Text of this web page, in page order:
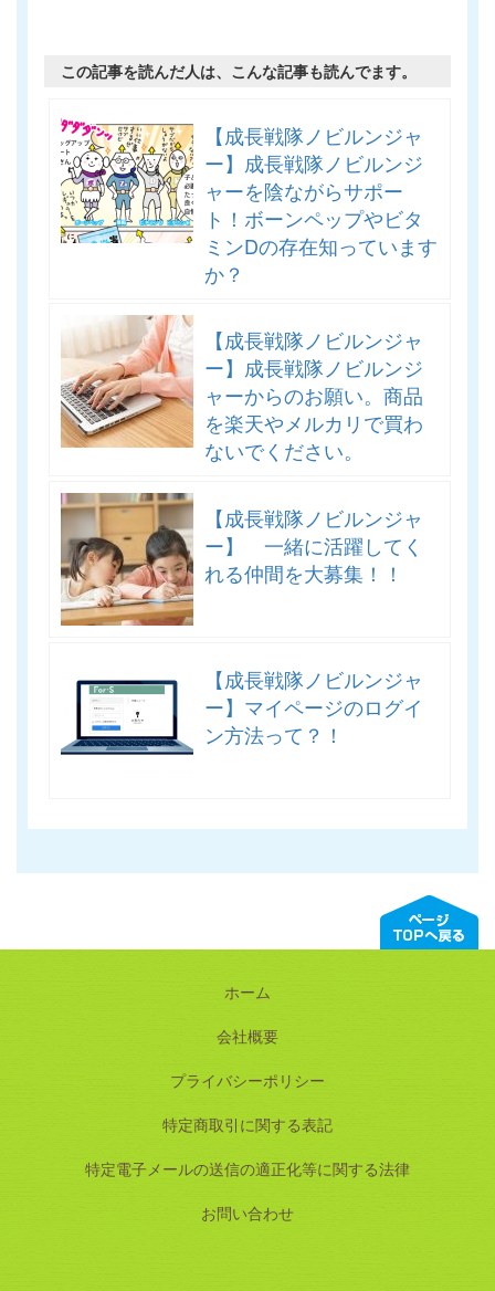
この記事を読んだ人は、こんな記事も読んでます。
【成長戦隊ノビルンジャ
ー】成長戦隊ノビルンジ
ャーを陰ながらサポー
ト！ボーンペップやビタ
ミンDの存在知っています
か？
【成長戦隊ノビルンジャ
ー】成長戦隊ノビルンジ
ャーからのお願い。商品
を楽天やメルカリで買わ
ないでください。
【成長戦隊ノビルンジャ
ー】 一緒に活躍してく
れる仲間を大募集！！
【成長戦隊ノビルンジャ
ー】マイページのログイ
ン方法って？！
ホーム
会社概要
プライバシーポリシー
特定商取引に関する表記
特定電子メールの送信の適正化等に関する法律
お問い合わせ